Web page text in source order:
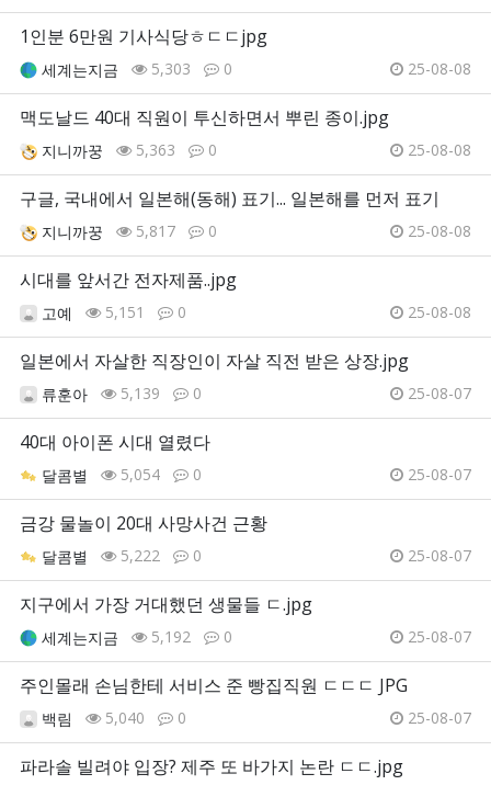
1인분 6만원 기사식당ㅎㄷㄷjpg
세계는지금 5,303 0 25-08-08
맥도날드 40대 직원이 투신하면서 뿌린 종이.jpg
지니까꿍 5,363 0 25-08-08
구글, 국내에서 일본해(동해) 표기... 일본해를 먼저 표기
지니까꿍 5,817 0 25-08-08
시대를 앞서간 전자제품..jpg
고예 5,151 0 25-08-08
일본에서 자살한 직장인이 자살 직전 받은 상장.jpg
류훈아 5,139 0 25-08-07
40대 아이폰 시대 열렸다
달콤별 5,054 0 25-08-07
금강 물놀이 20대 사망사건 근황
달콤별 5,222 0 25-08-07
지구에서 가장 거대했던 생물들 ㄷ.jpg
세계는지금 5,192 0 25-08-07
주인몰래 손님한테 서비스 준 빵집직원 ㄷㄷㄷ JPG
백림 5,040 0 25-08-07
파라솔 빌려야 입장? 제주 또 바가지 논란 ㄷㄷ.jpg